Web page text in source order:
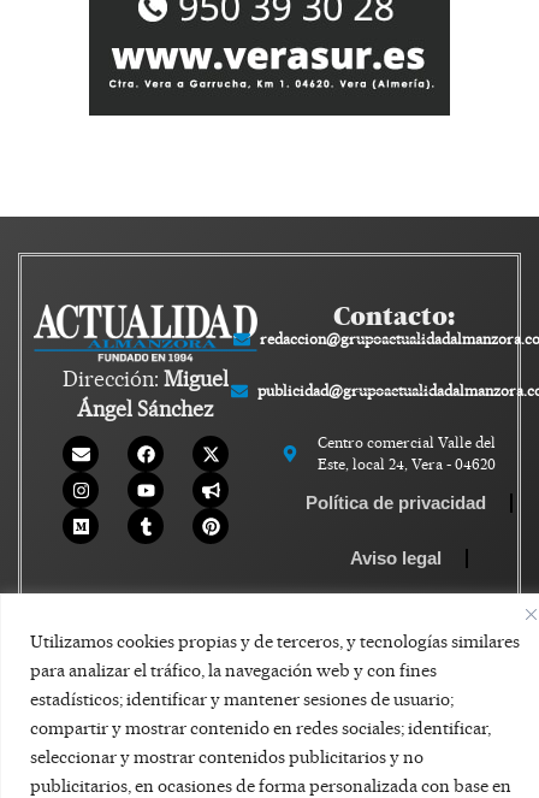
Utilizamos cookies propias y de terceros, y tecnologías similares
para analizar el tráfico, la navegación web y con fines
estadísticos; identificar y mantener sesiones de usuario;
compartir y mostrar contenido en redes sociales; identificar,
seleccionar y mostrar contenidos publicitarios y no
publicitarios, en ocasiones de forma personalizada con base en
Dirección: Miguel
Ángel Sánchez
Contacto:
Centro comercial Valle del
Este, local 24, Vera - 04620
Política de privacidad
Aviso legal